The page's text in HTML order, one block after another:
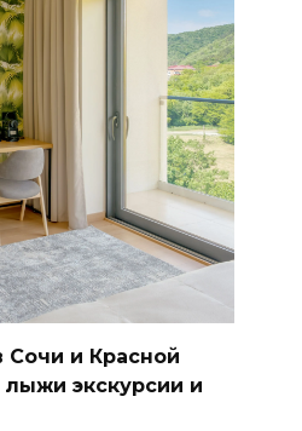
и Красной
экскурсии и